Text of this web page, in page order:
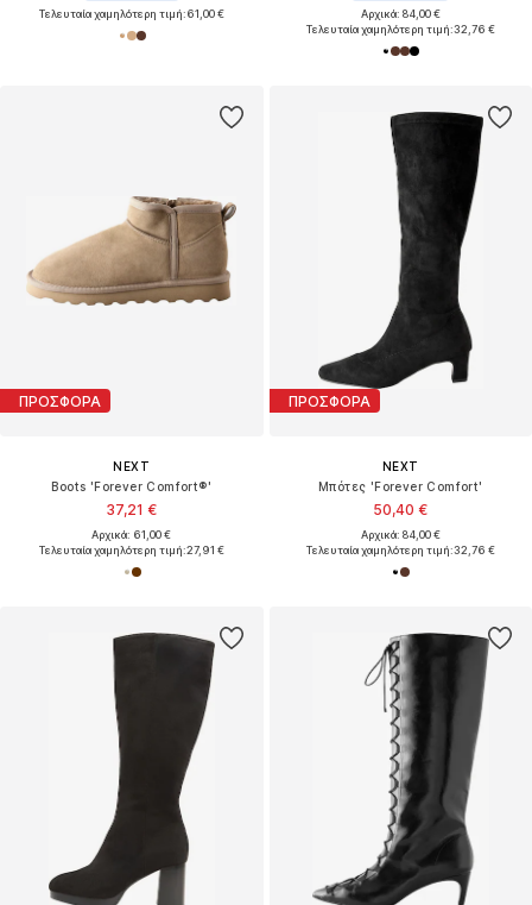
Τελευταία χαμηλότερη τιμή:61,00 €
Αρχικά: 84,00 €
Τελευταία χαμηλότερη τιμή:32,76 €
ΠΡΟΣΦΟΡΑ
NEXT
Boots 'Forever Comfort®'
37,21 €
Αρχικά: 61,00 €
Τελευταία χαμηλότερη τιμή:27,91 €
ΠΡΟΣΦΟΡΑ
NEXT
Μπότες 'Forever Comfort'
50,40 €
Αρχικά: 84,00 €
Τελευταία χαμηλότερη τιμή:32,76 €